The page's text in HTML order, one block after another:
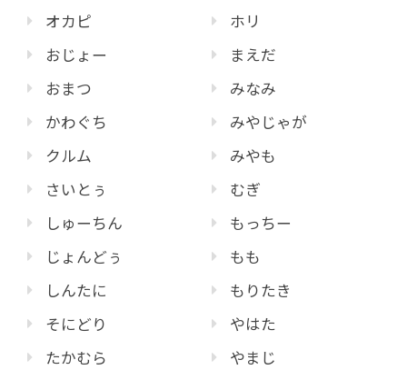
オカピ
おじょー
おまつ
かわぐち
クルム
さいとぅ
しゅーちん
じょんどぅ
しんたに
そにどり
たかむら
ホリ
まえだ
みなみ
みやじゃが
みやも
むぎ
もっちー
もも
もりたき
やはた
やまじ